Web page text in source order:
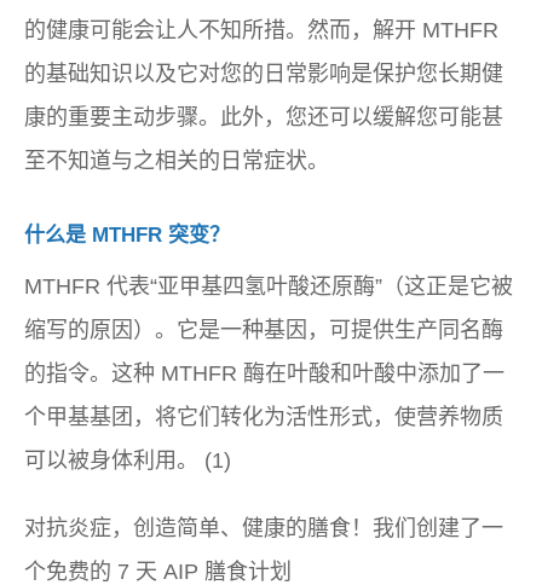
的健康可能会让人不知所措。然而，解开 MTHFR
的基础知识以及它对您的日常影响是保护您长期健
康的重要主动步骤。此外，您还可以缓解您可能甚
至不知道与之相关的日常症状。
什么是 MTHFR 突变？
MTHFR 代表“亚甲基四氢叶酸还原酶”（这正是它被
缩写的原因）。它是一种基因，可提供生产同名酶
的指令。这种 MTHFR 酶在叶酸和叶酸中添加了一
个甲基基团，将它们转化为活性形式，使营养物质
可以被身体利用。 (1)
对抗炎症，创造简单、健康的膳食！我们创建了一
个免费的 7 天 AIP 膳食计划